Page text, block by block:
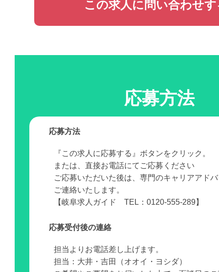
この求人に問い合わせ
応募方法
応募方法
『この求人に応募する』ボタンをクリック。
または、直接お電話にてご応募ください
ご応募いただいた後は、専門のキャリアアド
ご連絡いたします。
【岐阜求人ガイド TEL：0120-555-289】
応募受付後の連絡
担当よりお電話差し上げます。
担当：大井・吉田（オオイ・ヨシダ）